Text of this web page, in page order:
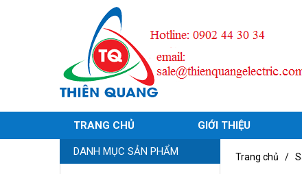
TRANG CHỦ GIỚI THIỆU
DANH MỤC SẢN PHẨM Trang chủ /